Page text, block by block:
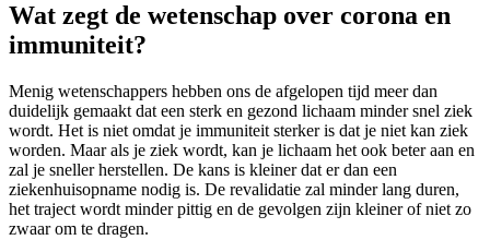
Wat zegt de wetenschap over corona en
immuniteit?
Menig wetenschappers hebben ons de afgelopen tijd meer dan
duidelijk gemaakt dat een sterk en gezond lichaam minder snel ziek
wordt. Het is niet omdat je immuniteit sterker is dat je niet kan ziek
worden. Maar als je ziek wordt, kan je lichaam het ook beter aan en
zal je sneller herstellen. De kans is kleiner dat er dan een
ziekenhuisopname nodig is. De revalidatie zal minder lang duren,
het traject wordt minder pittig en de gevolgen zijn kleiner of niet zo
zwaar om te dragen.